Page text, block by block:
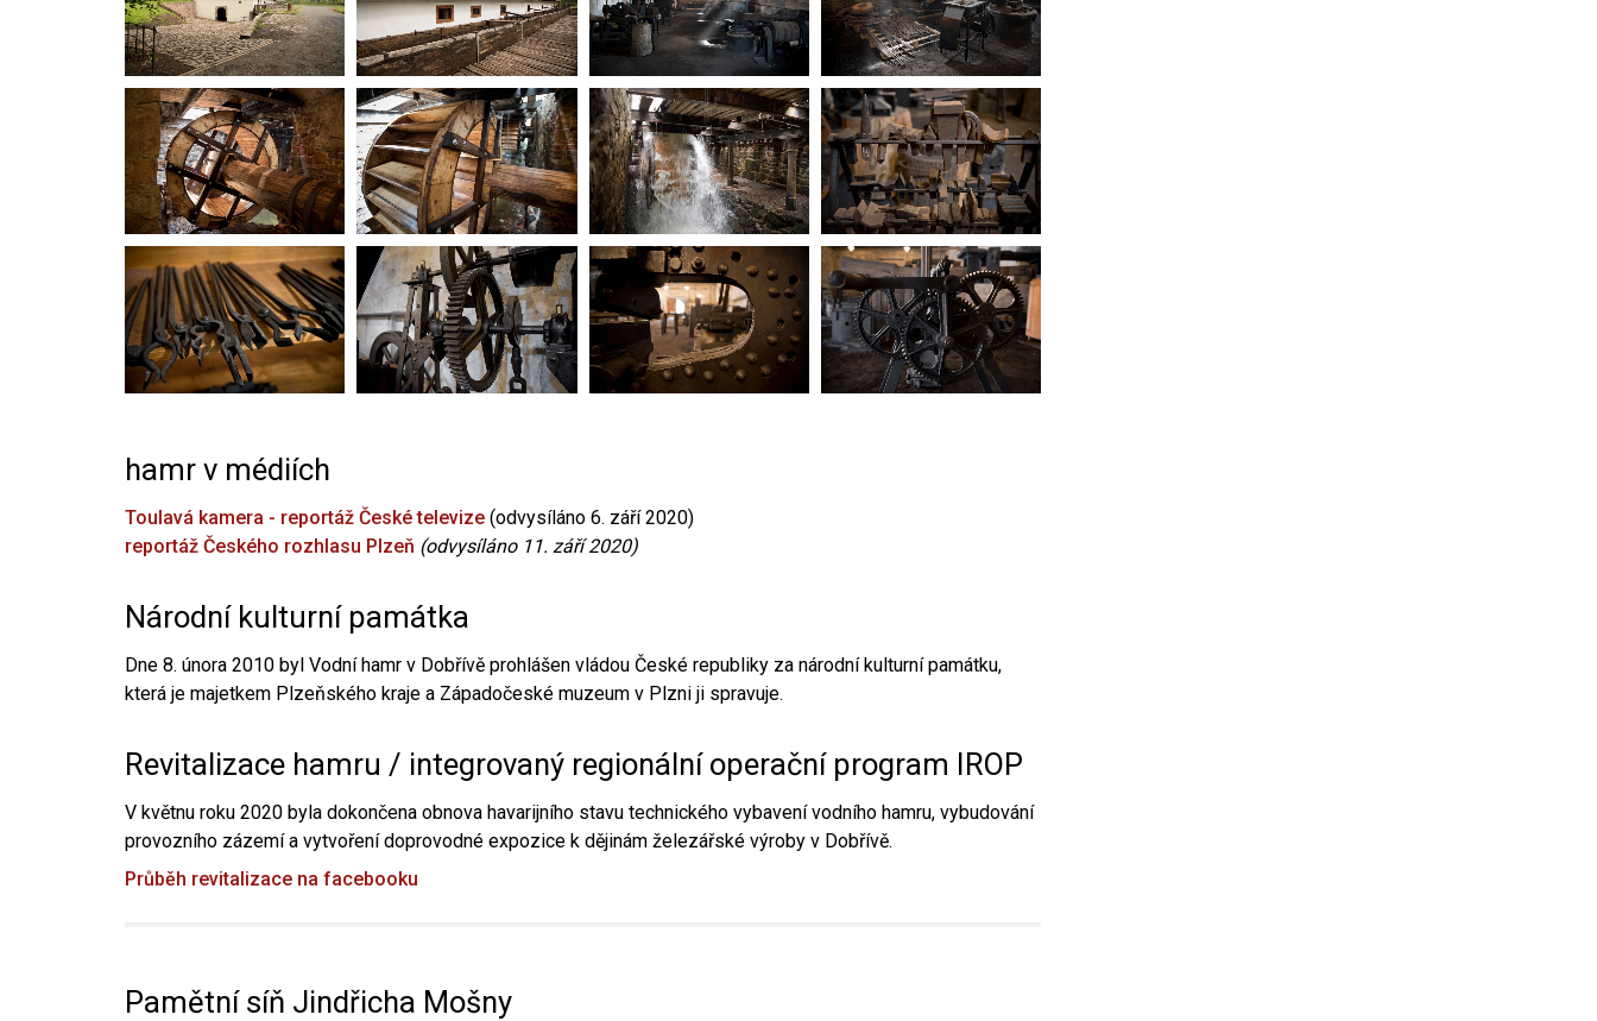
hamr v médiích
Toulavá kamera - reportáž České televize (odvysíláno 6. září 2020)
reportáž Českého rozhlasu Plzeň (odvysíláno 11. září 2020)
Národní kulturní památka
Dne 8. února 2010 byl Vodní hamr v Dobřívě prohlášen vládou České republiky za národní kulturní památku,
která je majetkem Plzeňského kraje a Západočeské muzeum v Plzni ji spravuje.
Revitalizace hamru / integrovaný regionální operační program IROP
V květnu roku 2020 byla dokončena obnova havarijního stavu technického vybavení vodního hamru, vybudování
provozního zázemí a vytvoření doprovodné expozice k dějinám železářské výroby v Dobřívě.
Průběh revitalizace na facebooku
Pamětní síň Jindřicha Mošny